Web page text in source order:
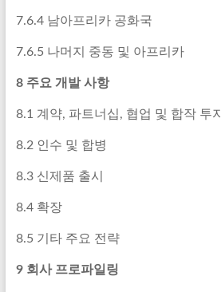
7.6.4 남아프리카 공화국
7.6.5 나머지 중동 및 아프리카
8 주요 개발 사항
8.1 계약, 파트너십, 협업 및 합작 투
8.2 인수 및 합병
8.3 신제품 출시
8.4 확장
8.5 기타 주요 전략
9 회사 프로파일링